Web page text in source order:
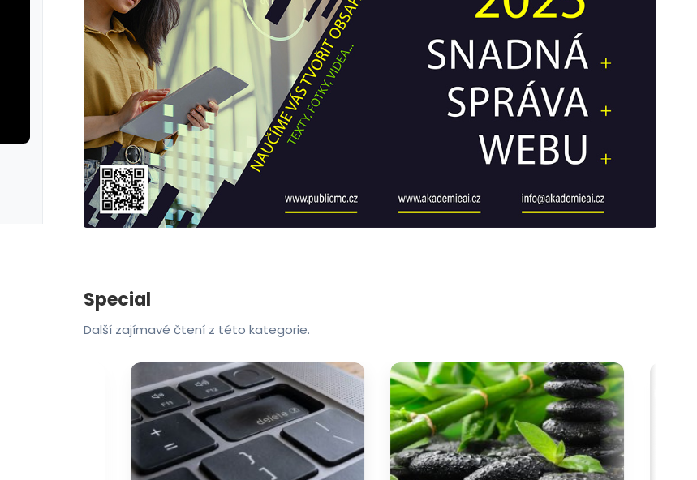
galerie: cviky galerie: cviky
Special
Další zajímavé čtení z této kategorie.